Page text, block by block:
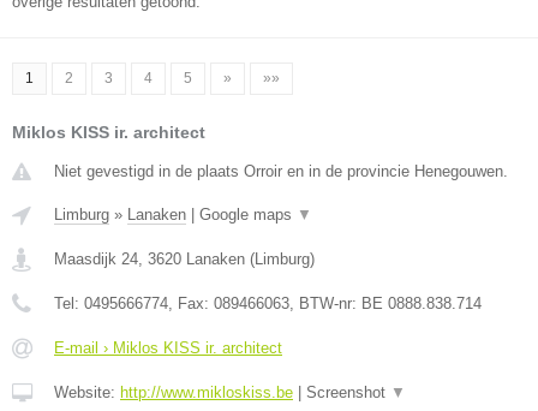
1 2 3 4 5 » »»
Miklos KISS ir. architect
Niet gevestigd in de plaats Orroir en in de provincie Henegouwen.
Limburg » Lanaken Google maps ▼
Maasdijk 24, 3620 Lanaken (Limburg)
Tel: 0495666774, Fax: 089466063, BTW-nr: BE 0888.838.714
E-mail › Miklos KISS ir. architect
Website: http://www.mikloskiss.be Screenshot ▼